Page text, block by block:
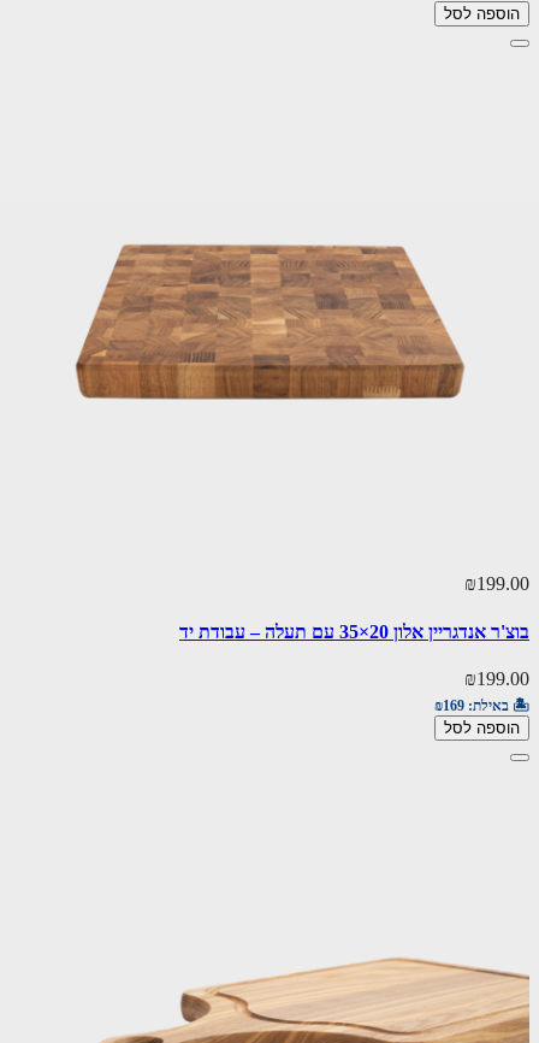
הוספה לסל
₪199.00
בוצ'ר אנדגריין אלון 20×35 עם תעלה – עבודת יד
₪199.00
🏝️ באילת: ₪169
הוספה לסל